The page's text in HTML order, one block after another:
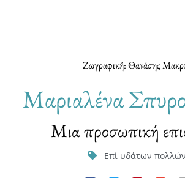
Ζωγραφική: Θανάσης
Μαριαλένα
Μια προσωπική
Επί υδάτων πολλών